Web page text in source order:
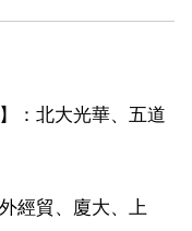
：北大光華、五道
經貿、廈大、上